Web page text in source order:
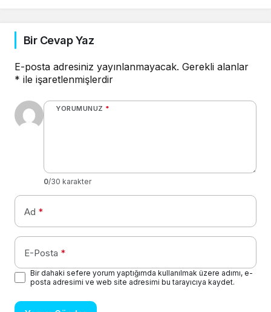
Bir Cevap Yaz
E-posta adresiniz yayınlanmayacak. Gerekli alanlar
* ile işaretlenmişlerdir
YORUMUNUZ *
0/30 karakter
Ad *
E-Posta *
Bir dahaki sefere yorum yaptığımda kullanılmak üzere adımı, e-
posta adresimi ve web site adresimi bu tarayıcıya kaydet.